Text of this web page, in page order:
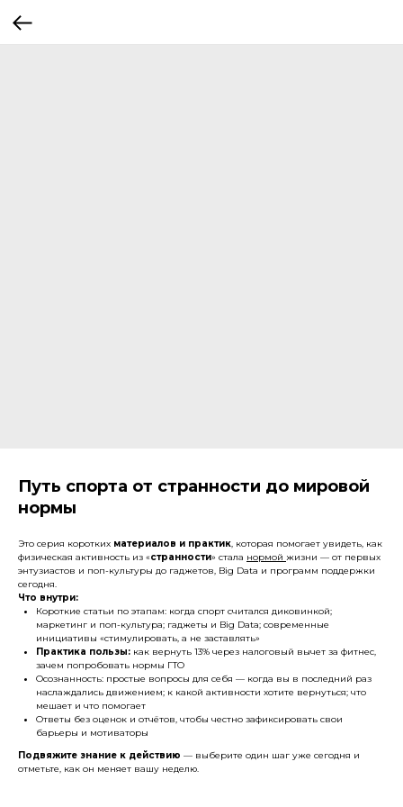
Путь спорта от странности до мировой
нормы
Это серия коротких материалов и практик, которая помогает увидеть, как
физическая активность из «странности» стала нормой жизни — от первых
энтузиастов и поп-культуры до гаджетов, Big Data и программ поддержки
сегодня.
Что внутри:
Короткие статьи по этапам: когда спорт считался диковинкой;
маркетинг и поп-культура; гаджеты и Big Data; современные
инициативы «стимулировать, а не заставлять»
Практика пользы: как вернуть 13% через налоговый вычет за фитнес,
зачем попробовать нормы ГТО
Осознанность: простые вопросы для себя — когда вы в последний раз
наслаждались движением; к какой активности хотите вернуться; что
мешает и что помогает
Ответы без оценок и отчётов, чтобы честно зафиксировать свои
барьеры и мотиваторы
Подвяжите знание к действию — выберите один шаг уже сегодня и
отметьте, как он меняет вашу неделю.